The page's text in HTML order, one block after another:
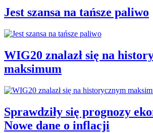
Jest szansa na tańsze paliwo
WIG20 znalazł się na
maksimum
Sprawdziły się prognozy
Nowe dane o inflacji